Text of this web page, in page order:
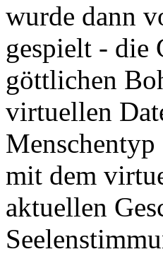
wurde dann
gespielt - die
göttlichen
virtuellen
mit dem
aktuellen